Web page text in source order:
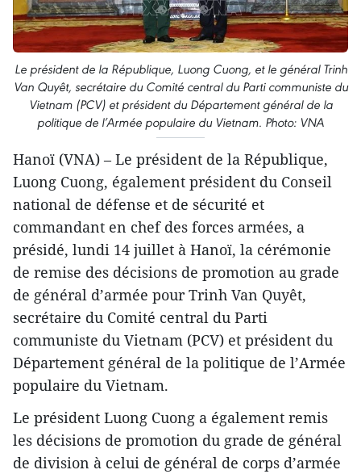
Le président de la République, Luong Cuong, et le général Trinh
Van Quyêt, secrétaire du Comité central du Parti communiste du
Vietnam (PCV) et président du Département général de la
politique de l’Armée populaire du Vietnam. Photo: VNA
Hanoï (VNA) – Le président de la République,
Luong Cuong, également président du Conseil
national de défense et de sécurité et
commandant en chef des forces armées, a
présidé, lundi 14 juillet à Hanoï, la cérémonie
de remise des décisions de promotion au grade
de général d’armée pour Trinh Van Quyêt,
secrétaire du Comité central du Parti
communiste du Vietnam (PCV) et président du
Département général de la politique de l’Armée
populaire du Vietnam.
Le président Luong Cuong a également remis
les décisions de promotion du grade de général
de division à celui de général de corps d’armée